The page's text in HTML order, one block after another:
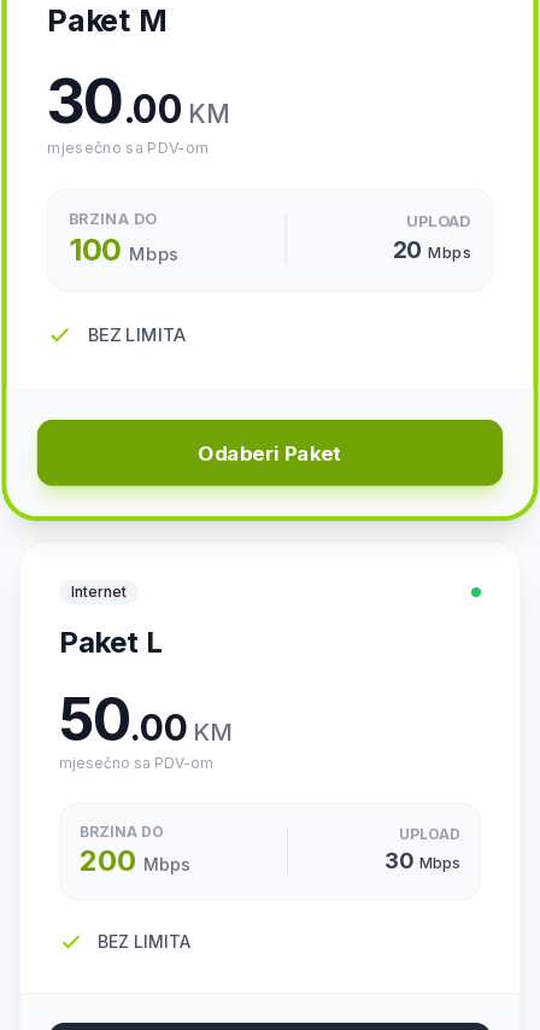
Paket M
30.00 KM
mjesečno sa PDV-om
BRZINA DO
100 Mbps
UPLOAD
20Mbps
BEZ LIMITA
Odaberi Paket
Internet
Paket L
50.00 KM
mjesečno sa PDV-om
BRZINA DO
200 Mbps
UPLOAD
30 Mbps
BEZ LIMITA